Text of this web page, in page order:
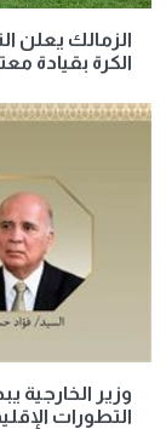
الزمالك يعلن
الكرة بقيادة
وزير الخارجية
التطورات